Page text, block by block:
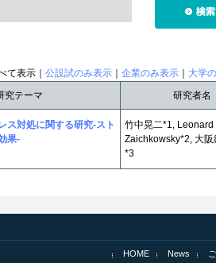
て表示｜ 公設試のみ表示 企業のみ表示
大学
究テーマ 研究者名
ス対処に関する研究-スト
果-
竹中晃二*1, Leonard
Zaichkowsky*2, 大阪
*3
HOME News